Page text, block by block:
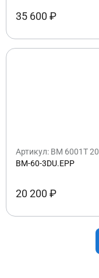
35 600 ₽
Артикул: BM 6001T 20
BM-60-3DU.EPP
20 200 ₽